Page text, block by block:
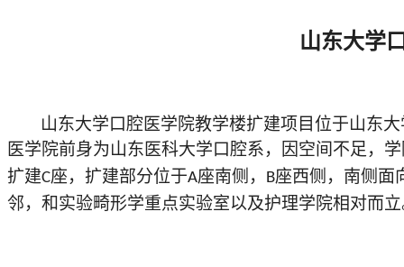
山东大学
山东大学口腔医学院教学楼扩建项目位于山东
医学院前身为山东医科大学口腔系，因空间不足，
扩建C座，扩建部分位于A座南侧， B座西侧，南侧面
邻，和实验畸形学重点实验室以及护理学院相对而